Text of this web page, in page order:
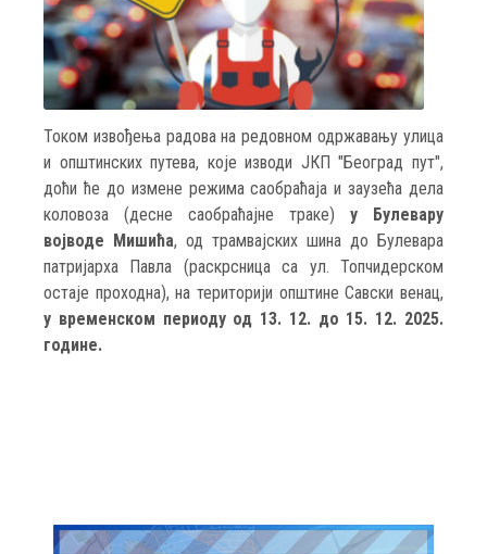
Током извођења радова на редовном одржавању улица
и општинских путева, које изводи ЈКП "Београд пут",
доћи ће до измене режима саобраћаја и заузећа дела
коловоза (десне саобраћајне траке) у Булевару
војводе Мишића, од трамвајских шина до Булевара
патријарха Павла (раскрсница са ул. Топчидерском
остаје проходна), на територији општине Савски венац,
у временском периоду од 13. 12. до 15. 12. 2025.
године.